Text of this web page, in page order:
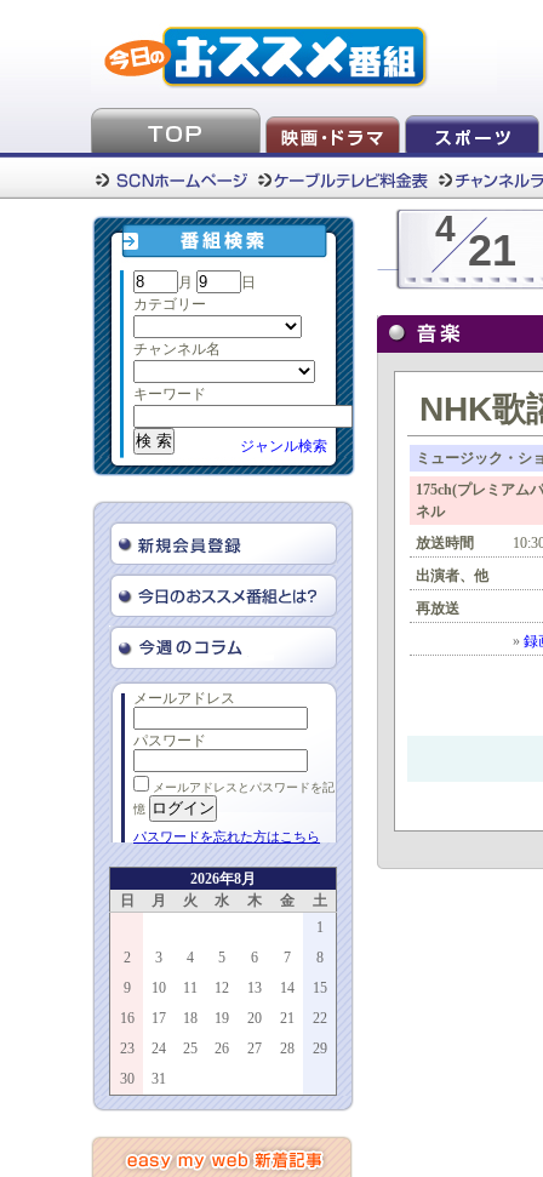
月
日
カテゴリー
チャンネル名
キーワード
ジャンル検索
メールアドレス
パスワード
メールアドレスとパスワードを記
憶
パスワードを忘れた方はこちら
2026年8月
日
月 火 水 木 金
土
1
2
3 4 5 6 7
8
9
10 11 12 13 14
15
16
17 18 19 20 21
22
23
24 25 26 27 28
29
30
31
4 21
NHK歌
ミュージック・シ
175ch(プレミア
ネル
放送時間
出演者、他
再放送
» 録